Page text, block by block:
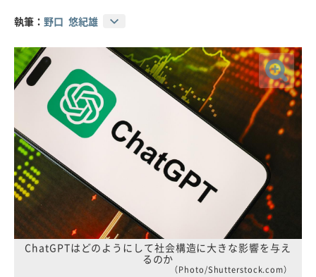
執筆： 野口 悠紀雄
ChatGPTはどのようにして社会構造に大きな影響を与え
るのか
（Photo/Shutterstock.com）